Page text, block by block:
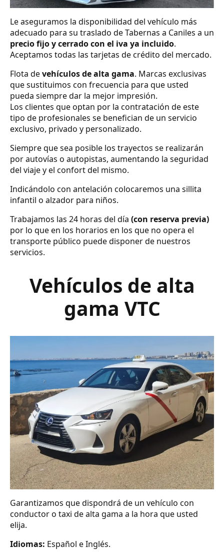
Le aseguramos la disponibilidad del vehículo más
adecuado para su traslado de Tabernas a Caniles a un
precio fijo y cerrado con el iva ya incluido.
Aceptamos todas las tarjetas de crédito del mercado.
Flota devehículos de alta gama. Marcas exclusivas
que sustituimos con frecuencia para que usted
pueda siempre dar la mejor impresión.
Los clientes que optan por la contratación de este
tipo de profesionales se benefician de un servicio
exclusivo, privado y personalizado.
Siempre que sea posible los trayectos se realizarán
por autovías o autopistas, aumentando la seguridad
del viaje y el confort del mismo.
Indicándolo con antelación colocaremos una sillita
infantil o alzador para niños.
Trabajamos las 24 horas del día (con reserva previa)
por lo que en los horarios en los que no opera el
transporte público puede disponer de nuestros
servicios.
Vehículos de alta
gama VTC
Garantizamos que dispondrá de un vehículo con
conductor o taxi de alta gama a la hora que usted
elija.
Idiomas: Español e Inglés.